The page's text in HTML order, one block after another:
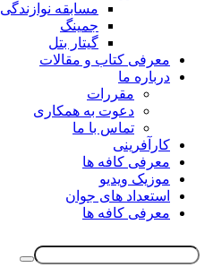
مسابقه نوازندگی
جمینگ
گیتار بتل
معرفی کتاب و مقالات
درباره ما
مقررات
دعوت به همکاری
تماس با ما
کارآفرینی
معرفی کافه ها
موزیک ویدیو
استعداد های جوان
معرفی کافه ها